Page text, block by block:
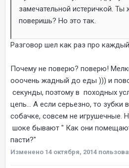
замечательной истеричкой. Ты
поверишь? Но это так.
Разговор шел как раз про
Почему не поверю? поверю!
ооочень жадный до еды ))) и
секунды, поэтому в походных
цепь... А если серьезно, то зубки
собачке, совсем не игрушечные.
шоке бывают " Как они
пасти?"
Изменено 14 октября, 2014